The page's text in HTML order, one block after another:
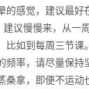
感觉，建议最
慢慢来，从一
如到每周三节
的频率，请尽量保
拿，即便不运